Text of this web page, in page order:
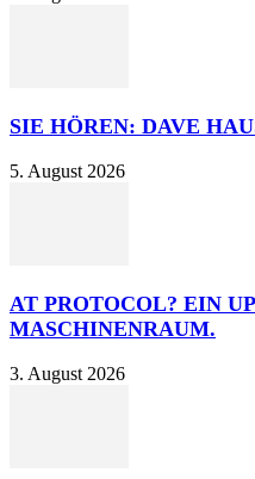
SIE HÖREN: DAVE
5. August 2026
AT PROTOCOL? EIN
MASCHINENRAUM.
3. August 2026